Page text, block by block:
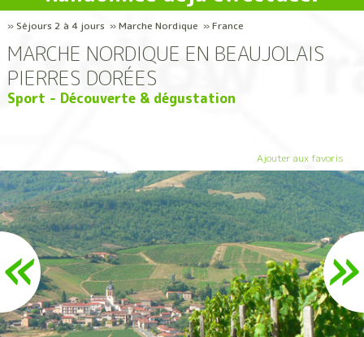
» Séjours 2 à 4 jours » Marche Nordique » France
MARCHE NORDIQUE EN BEAUJOLAIS
PIERRES DORÉES
Sport - Découverte & dégustation
Ajouter aux favoris